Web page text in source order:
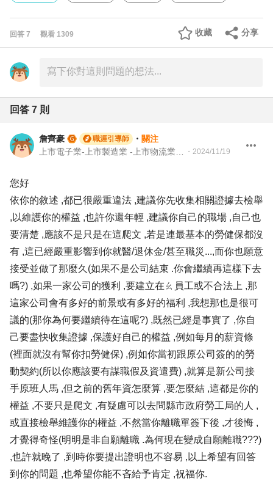
回答 7 觀看 1309 分享
收藏
回答 7 則
詹齊豪 職涯引導師 ・ 關注
・ 2024/11/19
您好
依你的敘述 ,都已很嚴重違法 ,建議你先收集相關證據去檢舉
,以維護你的權益 ,也許你還年輕 ,建議你自己的職場 ,自己也
要清楚 ,應該不是只是在這爬文 ,若是連最基本的勞健保都沒
有 ,這已經嚴重影響到你就醫/退休金/甚至職災...,而你也願意
接受並做了那麼久(如果不是公司結束 .你會繼續再這樣下去
嗎?) ,如果一家公司的獲利 ,要建立在ㄠ員工或不合法上 ,那
這家公司會有多好的前景或有多好的福利 ,我想那也是很可
議的(那你為何要繼續待在這呢?) ,既然已經是事實了 ,你自
己要盡快收集證據 ,保護好自己的權益 ,例如每月的薪資條
(裡面就沒有幫你扣勞健保) ,例如你當初跟原公司簽的的勞
動契約(所以你應該要有謀職假及資遣費) ,就算是新公司接
手原班人馬 ,但之前的舊年資怎麼算 ,要怎麼結 ,這都是你的
權益 ,不要只是爬文 ,有疑慮可以去問縣市政府勞工局的人 ,
或直接檢舉維護你的權益 ,不然當你離職單簽下後 ,才後悔 ,
才覺得奇怪(明明是非自願離職 .為何現在變成自願離職???)
,也許就晚了 ,到時你要提出證明也不容易 ,以上希望有回答
到你的問題 ,也希望你能不吝給予肯定 ,祝福你.